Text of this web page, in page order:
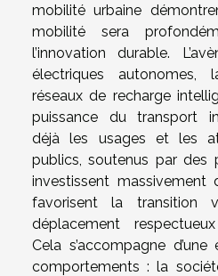
mobilité urbaine
mobilité sera
l’innovation durable.
électriques autonomes,
réseaux de recharge
puissance du transport
déjà les usages et les
publics, soutenus par des
investissent massivement
favorisent la transition
déplacement
Cela s’accompagne
comportements : la